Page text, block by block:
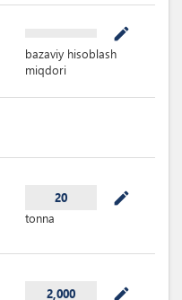
mode_edit
bazaviy hisoblash
miqdori
20 mode_edit
tonna
2,000 mode_edit